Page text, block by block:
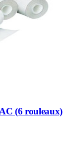
(6 rouleaux)